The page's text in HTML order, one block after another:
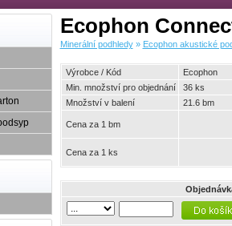
Ecophon
Minerální podhledy» Ecophon akustické
Výrobce / Kód
Ecophon
Min. množství pro objednání
36 ks
Množství v balení
21.6 bm
Cena za 1 bm
Cena za 1 ks